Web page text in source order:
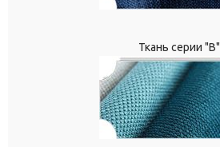
Ткань серии "В"